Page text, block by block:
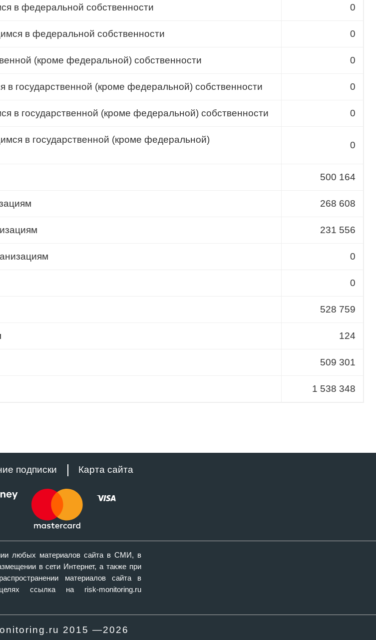
в федеральной собственности 0
в федеральной собственности 0
(кроме федеральной) собственности 0
государственной (кроме федеральной) собственности 0
в государственной (кроме федеральной) собственности 0
в государственной (кроме федеральной)
0
500 164
268 608
231 556
0
0
528 759
124
509 301
1 538 348
подписки Карта сайта
любых материалов сайта в СМИ, в
в сети Интернет, а также при
материалов сайта в
ссылка на risk-monitoring.ru
2015 —2026